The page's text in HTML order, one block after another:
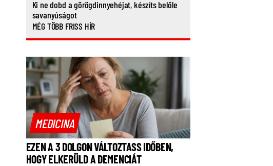
Ki ne dobd a görögdinnyehéjat, készíts belőle
savanyúságot
MÉG TÖBB FRISS HÍR
MEDICINA
EZEN A 3 DOLGON VÁLTOZTASS IDŐBEN,
HOGY ELKERÜLD A DEMENCIÁT